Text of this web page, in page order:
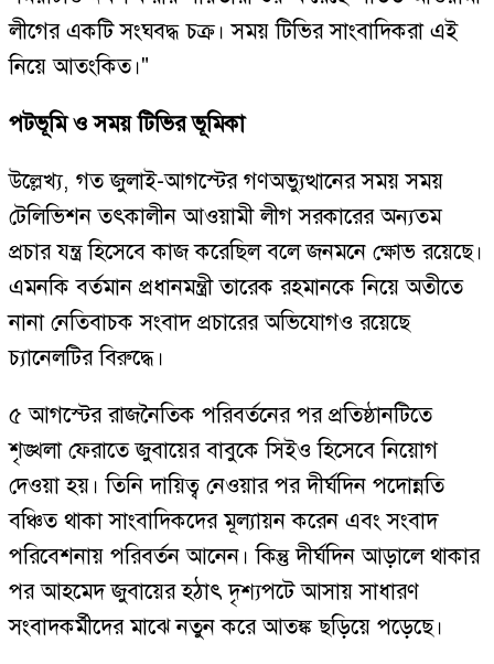
লীগের একটি সংঘবদ্ধ চক্র। সময় টিভির সাংবাদিকরা এই
নিয়ে আতংকিত।"
পটভূমি ও সময় টিভির ভূমিকা
উল্লেখ্য, গত জুলাই-আগস্টের গণঅভ্যুত্থানের সময় সময়
টেলিভিশন তৎকালীন আওয়ামী লীগ সরকারের অন্যতম
প্রচার যন্ত্র হিসেবে কাজ করেছিল বলে জনমনে ক্ষোভ রয়েছে।
এমনকি বর্তমান প্রধানমন্ত্রী তারেক রহমানকে নিয়ে অতীতে
নানা নেতিবাচক সংবাদ প্রচারের অভিযোগও রয়েছে
চ্যানেলটির বিরুদ্ধে।
৫ আগস্টের রাজনৈতিক পরিবর্তনের পর প্রতিষ্ঠানটিতে
শৃঙ্খলা ফেরাতে জুবায়ের বাবুকে সিইও হিসেবে নিয়োগ
দেওয়া হয়। তিনি দায়িত্ব নেওয়ার পর দীর্ঘদিন পদোন্নতি
বঞ্চিত থাকা সাংবাদিকদের মূল্যায়ন করেন এবং সংবাদ
পরিবেশনায় পরিবর্তন আনেন। কিন্তু দীর্ঘদিন আড়ালে থাকার
পর আহমেদ জুবায়ের হঠাৎ দৃশ্যপটে আসায় সাধারণ
সংবাদকর্মীদের মাঝে নতুন করে আতঙ্ক ছড়িয়ে পড়েছে।